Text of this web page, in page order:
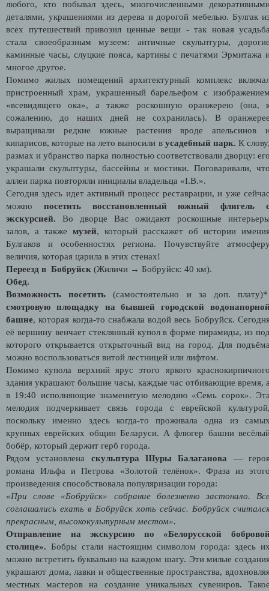
любого, кто побывал здесь, многочисленными
деталями, украшениями из дерева и дорогой мебелью. Булгак
всех путешествий привозил ценные вещи - так новая
стала своеобразным музеем: античные скульптуры,
каминные часы, слуцкие пояса, картины с печатями Эрмитажа
многое другое.
Помимо жилых помещений архитектурный комплекс
пристроенный храм, украшенный барельефом с
«всевидящего ока», а также роскошную оранжерею (она,
сожалению, до наших дней не сохранилась). В
выращивали редкие южные растения вроде апельсинов
кипарисов, которые на лето выносили в усадебный парк. К
размах и убранство парка полностью соответствовали дворцу:
украшали скульптуры, бассейны и мостики. Поговаривали,
аллеи парка повторяли инициалы владельца «I.B.».
Сегодня здесь идет активный процесс реставрации, и уже
можно посетить восстановленный южный флигель
экскурсией. Во дворце Вас ожидают роскошные
залов, а также музей, который расскажет об истории
Булгаков и особенностях региона. Почувствуйте
величия, которая царила в этих стенах!
Переезд в Бобруйск (Жиличи → Бобруйск: 40 км).
Обед.
Возможность посетить (самостоятельно и за доп.
смотровую площадку на бывшей городской
башне, которая когда-то снабжала водой весь Бобруйск.
её вершину венчает стеклянный купол в форме пирамиды, из
которого открывается открыточный вид на город. Для
можно воспользоваться витой лестницей или лифтом.
Помимо купола верхний ярус этого яркого
здания украшают большие часы, каждые час отбивающие время,
в 19:40 исполняющие знаменитую мелодию «Семь сорок».
мелодия подчеркивает связь города с еврейской
поскольку именно здесь когда-то проживала одна из
крупных еврейских общин Беларуси. А флюгер башни
бобёр, который держит герб города.
Рядом установлена скульптура Шуры Балаганова —
романа Ильфа и Петрова «Золотой телёнок». Фраза из
произведения способствовала популяризации города:
«При слове «Бобруйск» собрание болезненно застонало.
соглашались ехать в Бобруйск хоть сейчас. Бобруйск
прекрасным, высококультурным местом».
Отправление на экскурсию по «Белорусской
столице». Бобры стали настоящим символом города: здесь
можно встретить буквально на каждом шагу. Эти милые
украшают дома, лавки и общественные пространства,
местных мастеров на создание уникальных сувениров.